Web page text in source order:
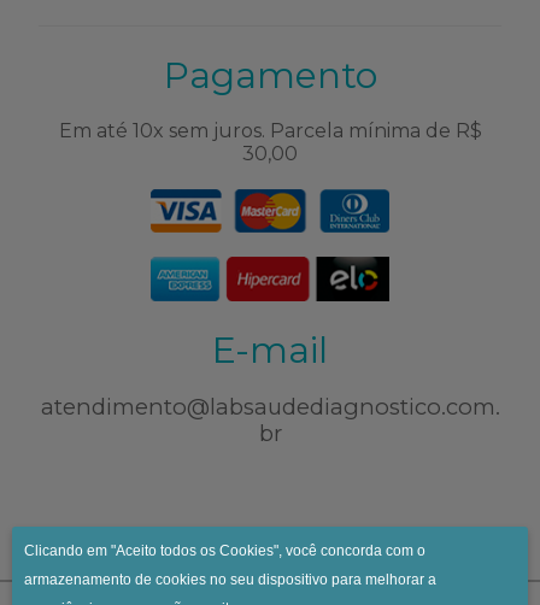
Pagamento
Em até 10x sem juros. Parcela mínima de R$
30,00
E-mail
atendimento@labsaudediagnostico.com.
br
Clicando em "Aceito todos os Cookies", você concorda com o
armazenamento de cookies no seu dispositivo para melhorar a